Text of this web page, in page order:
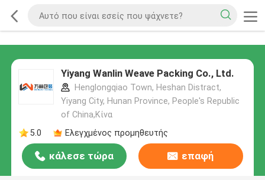
Yiyang Wanlin Weave Packing Co., Ltd.
Henglongqiao Town, Heshan Distract,
Yiyang City, Hunan Province, People's Republic
of China,Κίνα
5.0
Ελεγχμένος προμηθευτής
κάλεσε τώρα επαφή